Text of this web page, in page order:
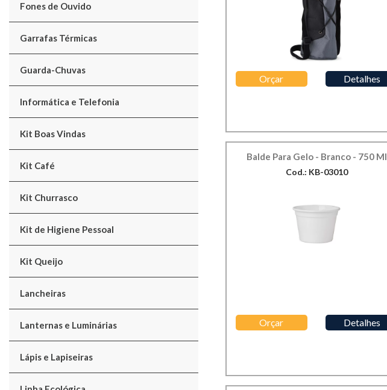
Fones de Ouvido
Garrafas Térmicas
Guarda-Chuvas
Informática e Telefonia
Kit Boas Vindas
Kit Café
Kit Churrasco
Kit de Higiene Pessoal
Kit Queijo
Lancheiras
Lanternas e Luminárias
Lápis e Lapiseiras
Orçar Detalhes
Balde Para Gelo - Branco - 750 Ml
Cod.: KB-03010
Orçar Detalhes